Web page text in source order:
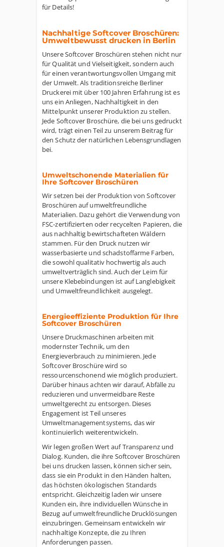
für Details!
Nachhaltige Softcover Broschüren:
Umweltbewusst drucken in Berlin
Unsere Softcover Broschüren stehen nicht nur
für Qualität und Vielseitigkeit, sondern auch
für einen verantwortungsvollen Umgang mit
der Umwelt. Als traditionsreiche Berliner
Druckerei mit über 100 Jahren Erfahrung ist es
uns ein Anliegen, Nachhaltigkeit in den
Mittelpunkt unserer Produktion zu stellen.
Jede Softcover Broschüre, die bei uns gedruckt
wird, trägt einen Teil zu unserem Beitrag für
den Schutz der natürlichen Lebensgrundlagen
bei.
Umweltschonende Materialien für
Ihre Softcover Broschüren
Wir setzen bei der Produktion von Softcover
Broschüren auf umweltfreundliche
Materialien. Dazu gehört die Verwendung von
FSC-zertifizierten oder recycelten Papieren, die
aus nachhaltig bewirtschafteten Wäldern
stammen. Für den Druck nutzen wir
wasserbasierte und schadstoffarme Farben,
die sowohl qualitativ hochwertig als auch
umweltverträglich sind. Auch der Leim für
unsere Klebebindungen ist auf Langlebigkeit
und Umweltfreundlichkeit ausgelegt.
Energieeffiziente Produktion für Ihre
Softcover Broschüren
Unsere Druckmaschinen arbeiten mit
modernster Technik, um den
Energieverbrauch zu minimieren. Jede
Softcover Broschüre wird so
ressourcenschonend wie möglich produziert.
Darüber hinaus achten wir darauf, Abfälle zu
reduzieren und unvermeidbare Reste
umweltgerecht zu entsorgen. Dieses
Engagement ist Teil unseres
Umweltmanagementsystems, das wir
kontinuierlich weiterentwickeln.
Wir legen großen Wert auf Transparenz und
Dialog. Kunden, die ihre Softcover Broschüren
bei uns drucken lassen, können sicher sein,
dass sie ein Produkt in den Händen halten,
das höchsten ökologischen Standards
entspricht. Gleichzeitig laden wir unsere
Kunden ein, ihre individuellen Wünsche in
Bezug auf umweltfreundliche Drucklösungen
einzubringen. Gemeinsam entwickeln wir
nachhaltige Konzepte, die zu Ihren
Anforderungen passen.